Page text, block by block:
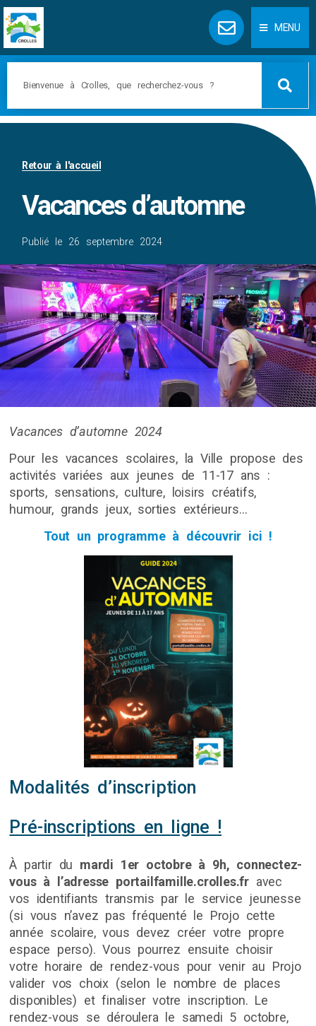
MENU
Retour à l'accueil
Vacances d’automne
Publié le 26 septembre 2024
Vacances d’automne 2024
Pour les vacances scolaires, la Ville propose des
activités variées aux jeunes de 11-17 ans :
sports, sensations, culture, loisirs créatifs,
humour, grands jeux, sorties extérieurs…
Tout un programme à découvrir ici !
Modalités d’inscription
Pré-inscriptions en ligne !
À partir du mardi 1er octobre à 9h, connectez-
vous à l’adresse portailfamille.crolles.fr avec
vos identifiants transmis par le service jeunesse
(si vous n’avez pas fréquenté le Projo cette
année scolaire, vous devez créer votre propre
espace perso). Vous pourrez ensuite choisir
votre horaire de rendez-vous pour venir au Projo
valider vos choix (selon le nombre de places
disponibles) et finaliser votre inscription. Le
rendez-vous se déroulera le samedi 5 octobre,
Panneau de gestion des cookies